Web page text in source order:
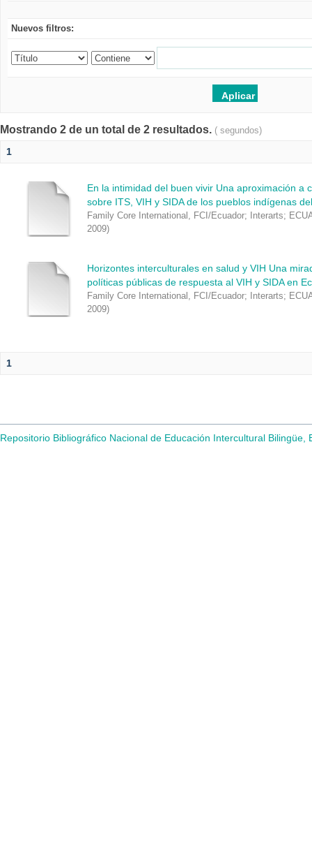
Nuevos filtros:
Mostrando 2 de un total de 2 resultados. ( segundos)
1
En la intimidad del buen vivir Una aproximación a
sobre ITS, VIH y SIDA de los pueblos indígenas
Family Core International, FCI/Ecuador; Interarts;
2009)
Horizontes interculturales en salud y VIH Una
políticas públicas de respuesta al VIH y SIDA en
Family Core International, FCI/Ecuador; Interarts;
2009)
1
Repositorio Bibliográfico Nacional de Educación Intercultural